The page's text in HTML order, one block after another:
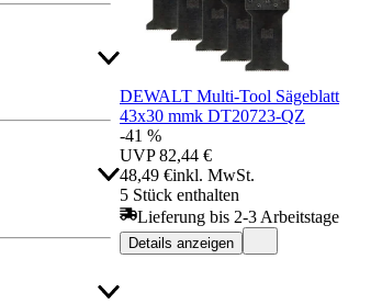
DEWALT Multi-Tool Sägeblatt
43x30 mmk DT20723-QZ
-41 %
UVP 82,44 €
48,49 €inkl. MwSt.
5 Stück enthalten
Lieferung bis 2-3 Arbeitstage
Details anzeigen